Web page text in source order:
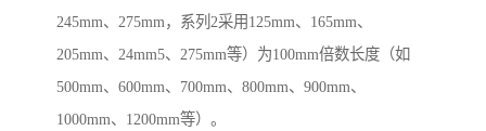
245mm、275mm，系列2采用125mm、165mm、
205mm、24mm5、275mm等）为100mm倍数长度（如
500mm、600mm、700mm、800mm、900mm、
1000mm、1200mm等）。